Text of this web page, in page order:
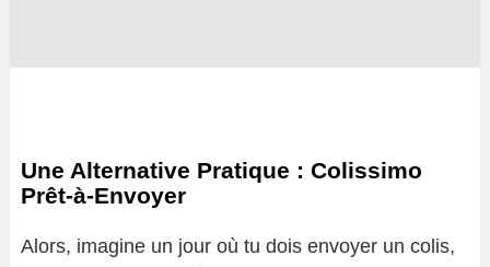
Une Alternative Pratique : Colissimo
Prêt-à-Envoyer
Alors, imagine un jour où tu dois envoyer un colis,